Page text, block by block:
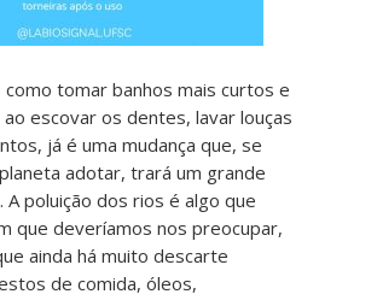
comotomar banhos mais curtos e
escovar os dentes, lavar louças
já é uma mudança que, se
adotar, trará um grande
poluição dos rios é algo que
que deveríamos nos preocupar,
ainda há muito descarte
de comida, óleos,